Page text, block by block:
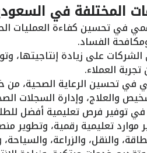
المختلفة في
في تحسين كفاءة العمليات
الفساد.
على زيادة إنتاجيتها،
العملاء.
في تحسين الرعاية الصحية، من
والعلاج، وإدارة السجلات
توفير فرص تعليمية أفضل
موارد تعليمية رقمية، وتطوير
والنقل، والزراعة،